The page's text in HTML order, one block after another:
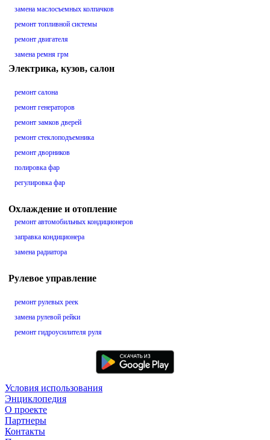
замена маслосъемных колпачков
ремонт топливной системы
ремонт двигателя
замена ремня грм
Электрика, кузов, салон
ремонт салона
ремонт генераторов
ремонт замков дверей
ремонт стеклоподъемника
ремонт дворников
полировка фар
регулировка фар
Охлаждение и отопление
ремонт автомобильных кондиционеров
заправка кондиционера
замена радиатора
Рулевое управление
ремонт рулевых реек
замена рулевой рейки
ремонт гидроусилителя руля
Условия использования
Энциклопедия
О проекте
Партнеры
Контакты